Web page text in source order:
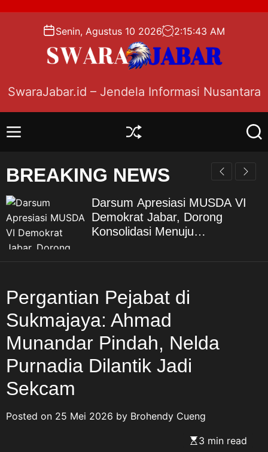
o
Senin, Agustus 10 2026 2:15:44 AM
SwaraJabar.id – Jendela Informasi Nusantara
M
u
S
f
e
S
r
BREAKING NEWS
Darsum Apresiasi MUSDA VI
Demokrat Jabar, Dorong
Konsolidasi Menuju
Pergantian Pejabat di
Sukmajaya: Ahmad
Munandar Pindah, Nelda
Purnadia Dilantik Jadi
Sekcam
Posted on 25 Mei 2026 by Brohendy Cueng
3 min read